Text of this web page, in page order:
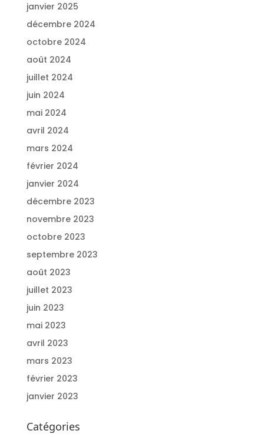
janvier 2025
décembre 2024
octobre 2024
août 2024
juillet 2024
juin 2024
mai 2024
avril 2024
mars 2024
février 2024
janvier 2024
décembre 2023
novembre 2023
octobre 2023
septembre 2023
août 2023
juillet 2023
juin 2023
mai 2023
avril 2023
mars 2023
février 2023
janvier 2023
Catégories